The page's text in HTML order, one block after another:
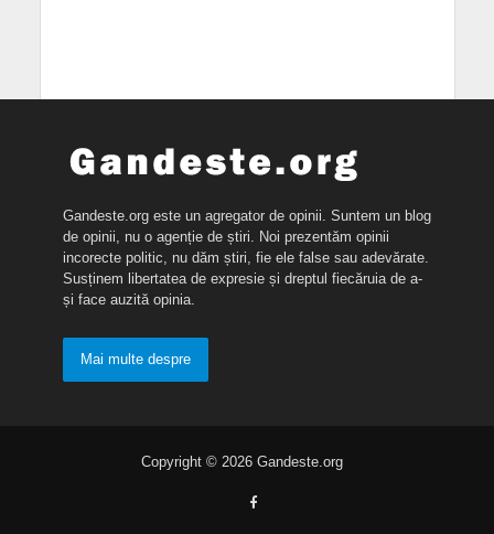
Gandeste.org este un agregator de opinii. Suntem un blog
de opinii, nu o agenție de știri. Noi prezentăm opinii
incorecte politic, nu dăm știri, fie ele false sau adevărate.
Susținem libertatea de expresie și dreptul fiecăruia de a-
și face auzită opinia.
Mai multe despre
Copyright © 2026 Gandeste.org